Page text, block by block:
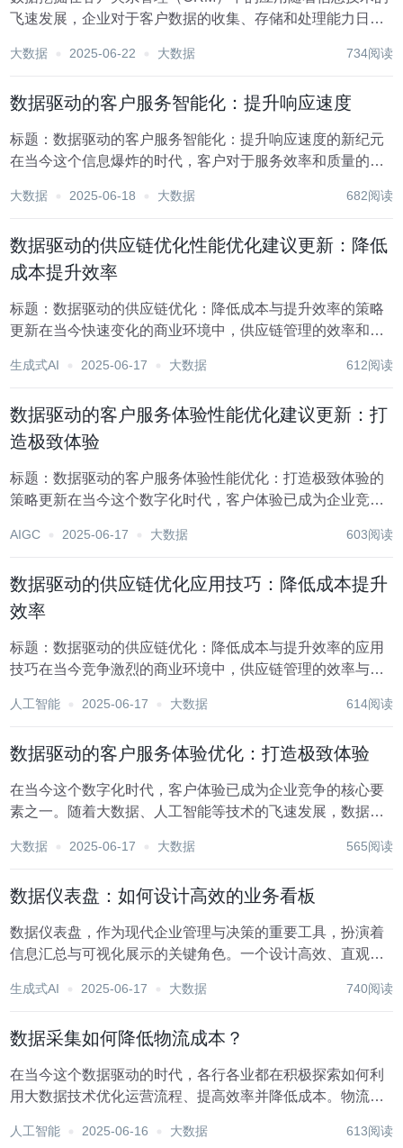
飞速发展，企业对于客户数据的收集、存储和处理能力日益
心平台，不仅记录了客户的基本信息，还涵盖了客户的购买
大数据 2025-06-22 大数据 734阅读
数据驱动的客户服务智能化：提升响应速度
标题：数据驱动的客户服务智能化：提升响应速度的新纪元
在当今这个信息爆炸的时代，客户对于服务效率和质量的期
不断优化其客户服务流程，确保能够迅速、准确地响应客户
大数据 2025-06-18 大数据 682阅读
数据驱动的供应链优化性能优化建议更新：降低
成本提升效率
标题：数据驱动的供应链优化：降低成本与提升效率的策略
更新在当今快速变化的商业环境中，供应链管理的效率和成
工智能等技术的飞速发展，数据驱动的供应链优化已成为企
生成式AI 2025-06-17 大数据 612阅读
数据驱动的客户服务体验性能优化建议更新：打
造极致体验
标题：数据驱动的客户服务体验性能优化：打造极致体验的
策略更新在当今这个数字化时代，客户体验已成为企业竞争
而是致力于创造超出客户预期的服务体验，以此建立品牌忠
AIGC 2025-06-17 大数据 603阅读
数据驱动的供应链优化应用技巧：降低成本提升
效率
标题：数据驱动的供应链优化：降低成本与提升效率的应用
技巧在当今竞争激烈的商业环境中，供应链管理的效率与成
据、云计算、人工智能等技术的飞速发展，数据驱动的供应
人工智能 2025-06-17 大数据 614阅读
数据驱动的客户服务体验优化：打造极致体验
在当今这个数字化时代，客户体验已成为企业竞争的核心要
素之一。随着大数据、人工智能等技术的飞速发展，数据驱
径。通过深入挖掘客户数据，理解其行为模式与需求偏好，
大数据 2025-06-17 大数据 565阅读
数据仪表盘：如何设计高效的业务看板
数据仪表盘，作为现代企业管理与决策的重要工具，扮演着
信息汇总与可视化展示的关键角色。一个设计高效、直观的
引导团队聚焦核心问题，促进快速决策。以下是如何设计高
生成式AI 2025-06-17 大数据 740阅读
数据采集如何降低物流成本？
在当今这个数据驱动的时代，各行各业都在积极探索如何利
用大数据技术优化运营流程、提高效率并降低成本。物流业
竞争力和利润空间。数据采集作为大数据应用的基础，对于
人工智能 2025-06-16 大数据 613阅读